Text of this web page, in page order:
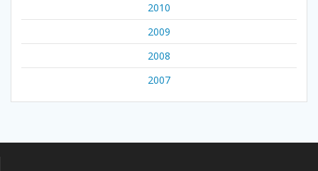
2010
2009
2008
2007